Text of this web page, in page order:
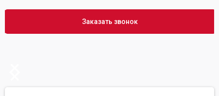
Заказать звонок